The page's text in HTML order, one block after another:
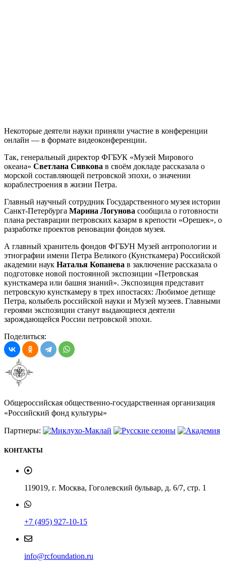
Некоторые деятели науки приняли участие в конференции
онлайн — в формате видеоконференции.
Так, генеральный директор ФГБУК «Музей Мирового
океана» Светлана Сивкова в своём докладе рассказала о
морской составляющей петровской эпохи, о значении
кораблестроения в жизни Петра.
Главный научный сотрудник Государственного музея истории
Санкт-Петербурга Марина Логунова сообщила о готовности
плана реставрации петровских казарм в крепости «Орешек», о
разработке проектов реновации фондов музея.
А главный хранитель фондов ФГБУН Музей антропологии и
этнографии имени Петра Великого (Кунсткамера) Российской
академии наук Наталья Копанева в заключение рассказала о
подготовке новой постоянной экспозиции «Петровская
кунсткамера или башня знаний». Экспозиция представит
петровскую кунсткамеру в трех ипостасях: Любимое детище
Петра, колыбель российской науки и Музей музеев. Главными
героями экспозиции станут выдающиеся деятели
зарождающейся России петровской эпохи.
Поделиться:
Общероссийская общественно-государственная организация
«Российский фонд культуры»
Партнеры:
КОНТАКТЫ
119019, г. Москва, Гоголевский бульвар, д. 6/7, стр. 1
+7 (495) 927-10-15
info@rcfoundation.ru